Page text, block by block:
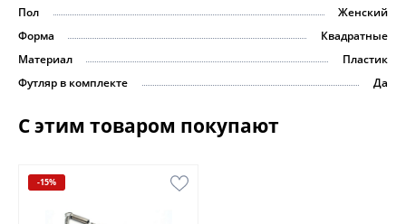
Пол
Женский
Форма
Квадратные
Материал
Пластик
Футляр в комплекте
Да
С этим товаром покупают
-15%